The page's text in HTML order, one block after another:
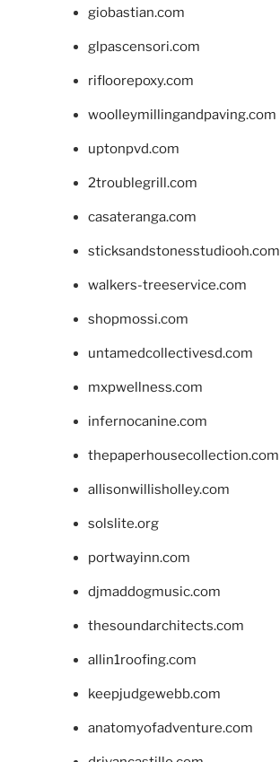
giobastian.com
glpascensori.com
rifloorepoxy.com
woolleymillingandpaving.com
uptonpvd.com
2troublegrill.com
casateranga.com
sticksandstonesstudiooh.com
walkers-treeservice.com
shopmossi.com
untamedcollectivesd.com
mxpwellness.com
infernocanine.com
thepaperhousecollection.com
allisonwillisholley.com
solslite.org
portwayinn.com
djmaddogmusic.com
thesoundarchitects.com
allin1roofing.com
keepjudgewebb.com
anatomyofadventure.com